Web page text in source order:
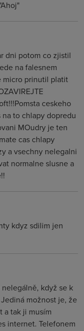
dni potom co zjistil
na falesnem
micro prinutil platit
ceskeho
to chlapy dopredu
MOudry je ten
cas chlapy
a vsechny nelegalni
normalne slusne a
kdyz sdilim jen
když se k
možnost je, že
a tak ji musím
internet. Telefonem